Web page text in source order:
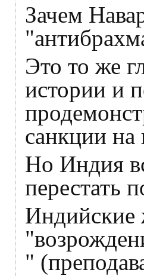
Зачем
Это то же
истории и
санкции на
Но Индия
перестать
Индийские
"